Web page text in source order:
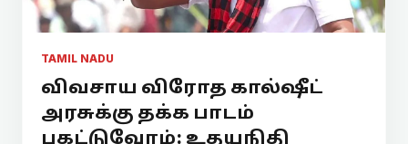
TAMIL NADU
விவசாய விரோத கால்ஷீட்
அரசுக்கு தக்க பாடம்
புகட்டுவோம்: உதயநிதி